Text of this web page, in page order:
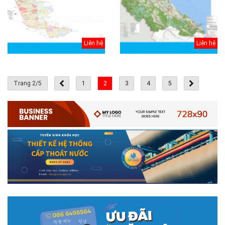
Liên hệ Liên hệ
Trang 2/5 1 2 3 4 5
# 05.04.2025 | 17:16